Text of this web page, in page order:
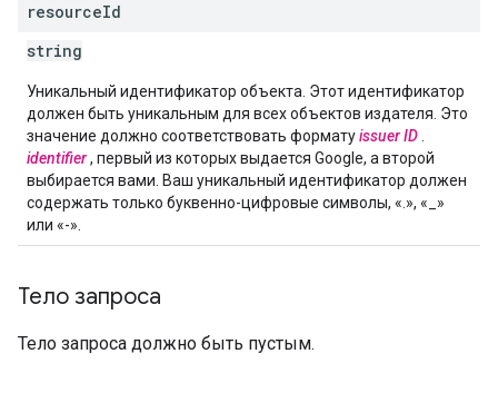
resourceId
string
Уникальный идентификатор объекта. Этот идентификатор
должен быть уникальным для всех объектов издателя. Это
значение должно соответствовать форматуissuer ID
identifier, первый из которых выдается Google, а второй
выбирается вами. Ваш уникальный идентификатор должен
содержать только буквенно-цифровые символы, «.», «_»
или «-».
Тело запроса
Тело запроса должно быть пустым.